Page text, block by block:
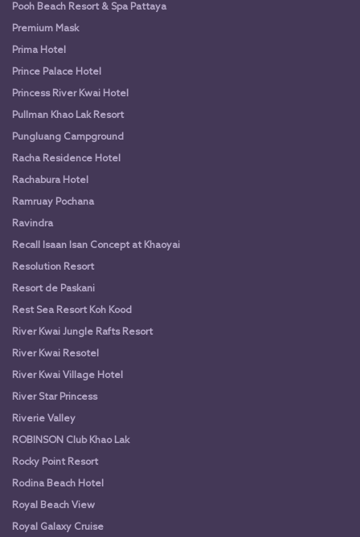
Pooh Beach Resort & Spa Pattaya
Premium Mask
Prima Hotel
Prince Palace Hotel
Princess River Kwai Hotel
Pullman Khao Lak Resort
Pungluang Campground
Racha Residence Hotel
Rachabura Hotel
Ramruay Pochana
Ravindra
Recall Isaan Isan Concept at Khaoyai
Resolution Resort
Resort de Paskani
Rest Sea Resort Koh Kood
River Kwai Jungle Rafts Resort
River Kwai Resotel
River Kwai Village Hotel
River Star Princess
Riverie Valley
ROBINSON Club Khao Lak
Rocky Point Resort
Rodina Beach Hotel
Royal Beach View
Royal Galaxy Cruise